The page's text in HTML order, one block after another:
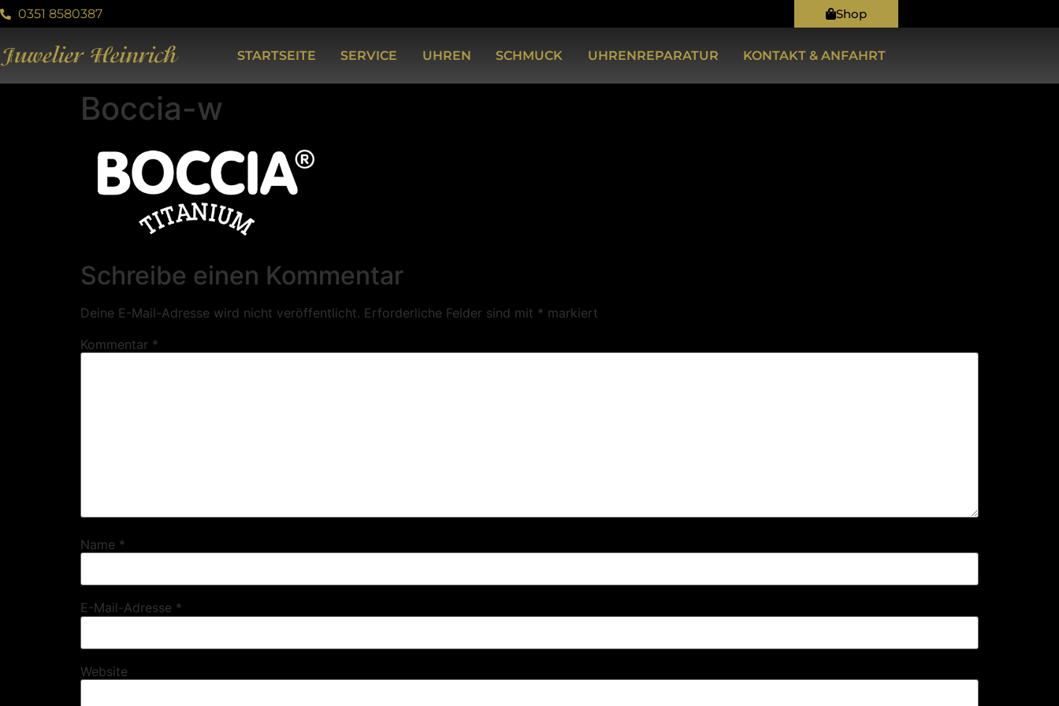
0351 8580387 Shop
STARTSEITE SERVICE UHREN SCHMUCK UHRENREPARATUR KONTAKT & ANFAHRT
Boccia-w
Schreibe einen Kommentar
Deine E-Mail-Adresse wird nicht veröffentlicht. Erforderliche Felder sind mit * markiert
Kommentar *
Name *
E-Mail-Adresse *
Website